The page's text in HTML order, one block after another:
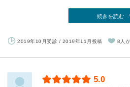
続きを読む
2019年10月受診 / 2019年11月投稿 8人
5.0